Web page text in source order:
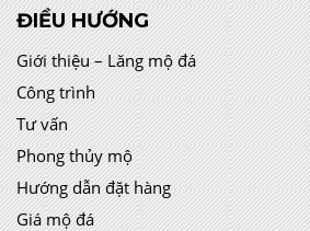
ĐIỀU HƯỚNG
Giới thiệu – Lăng mộ đá
Công trình
Tư vấn
Phong thủy mộ
Hướng dẫn đặt hàng
Giá mộ đá